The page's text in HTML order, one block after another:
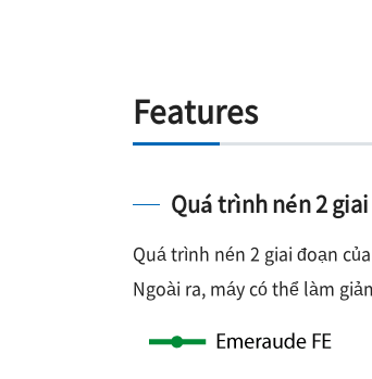
Features
Quá trình nén 2
Quá trình nén 2 giai đoạn
Ngoài ra, máy có thể làm